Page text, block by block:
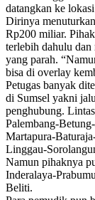
datangkan ke
Dirinya
Rp200 miliar.
terlebih dahulu
yang parah.
bisa di overlay
Petugas banyak
di Sumsel yakni
penghubung.
Palembang-
Martapura-
Linggau-
Namun pihaknya
Inderalaya-
Beliti.